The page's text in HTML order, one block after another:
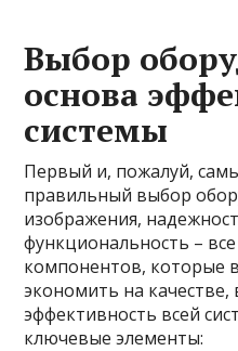
Выбор
основа
системы
Первый и, пожалуй,
правильный выбор
изображения,
функциональность –
компонентов, которые
экономить на качестве,
эффективность всей
ключевые элементы: